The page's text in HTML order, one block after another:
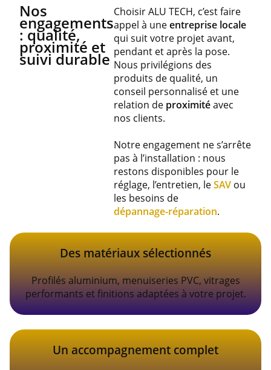
Nos
engagements
: qualité,
proximité et
suivi durable
Choisir ALU TECH, c’est faire
appel à uneentreprise locale
qui suit votre projet avant,
pendant et après la pose.
Nous privilégions des
produits de qualité, un
conseil personnalisé et une
relation de proximitéavec
nos clients.
Notre engagement ne s’arrête
pas à l’installation : nous
restons disponibles pour le
réglage, l’entretien, leSAV ou
les besoins de
dépannage-réparation.
Des matériaux sélectionnés
Profilés aluminium, menuiseries PVC, vitrages
performants et finitions adaptées à votre projet.
Un accompagnement complet